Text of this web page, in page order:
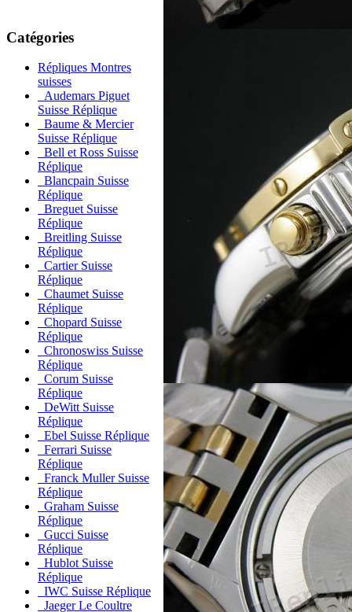
Catégories
Répliques Montres
suisses
Audemars Piguet
Suisse Réplique
Baume & Mercier
Suisse Réplique
Bell et Ross Suisse
Réplique
Blancpain Suisse
Réplique
Breguet Suisse
Réplique
Breitling Suisse
Réplique
Cartier Suisse
Réplique
Chaumet Suisse
Réplique
Chopard Suisse
Réplique
Chronoswiss Suisse
Réplique
Corum Suisse
Réplique
DeWitt Suisse
Réplique
Ebel Suisse Réplique
Ferrari Suisse
Réplique
Franck Muller Suisse
Réplique
Graham Suisse
Réplique
Gucci Suisse
Réplique
Hublot Suisse
Réplique
IWC Suisse Réplique
Jaeger Le Coultre